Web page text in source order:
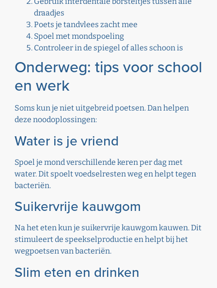
draadjes
Poets je tandvlees zacht mee
Spoel met mondspoeling
Controleer in de spiegel of alles schoon is
Onderweg: tips voor school
en werk
Soms kun je niet uitgebreid poetsen. Dan helpen
deze noodoplossingen:
Water is je vriend
Spoel je mond verschillende keren per dag met
water. Dit spoelt voedselresten weg en helpt tegen
bacteriën.
Suikervrije kauwgom
Na het eten kun je suikervrije kauwgom kauwen. Dit
stimuleert de speekselproductie en helpt bij het
wegpoetsen van bacteriën.
Slim eten en drinken